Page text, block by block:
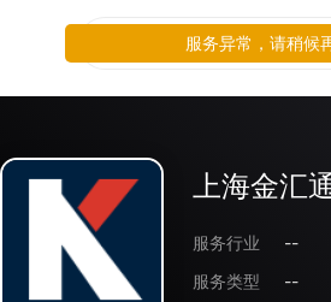
上海金汇
服务行业
--
服务类型
--
服务异常，请稍候